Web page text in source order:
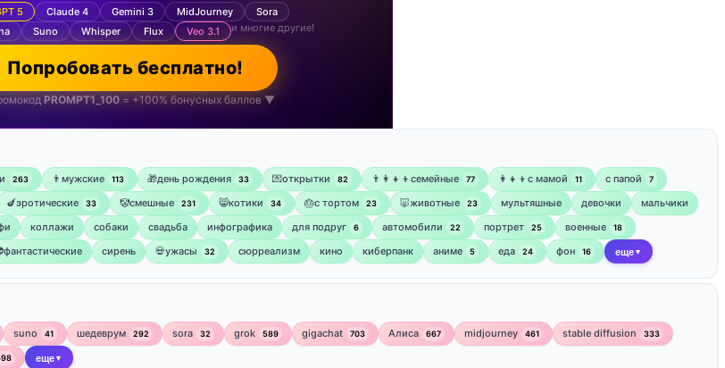
5 Claude 4 Gemini 3 MidJourney
Sora
Suno Whisper Flux Veo 3.1 и многие другие!
Попробовать бесплатно!
PROMPT1_100 = +100% бонусных баллов ▼
263 👨мужские 113 🎁день рождения 33 💌открытки 82 👨‍👩‍👧‍👦семейные 77 👩‍👧‍👦с мамой 11 ‍с папой 7
🍆эротические 33 🤡смешные 231 😸котики 34 🎂с тортом 23 🐷животные 23 мультяшные девочки
мальчики
коллажи собаки свадьба инфографика для подруг 6 автомобили 22 портрет 25 военные 18
сирень 💀ужасы 32 сюрреализм кино киберпанк аниме 5 еда 24 фон 16 еще ▼
suno 41 шедеврум 292 sora 32 grok 589 gigachat 703 Алиса 667 midjourney 461 stable diffusion 333
еще ▼